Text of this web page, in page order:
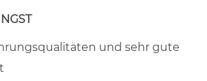
und sehr gute